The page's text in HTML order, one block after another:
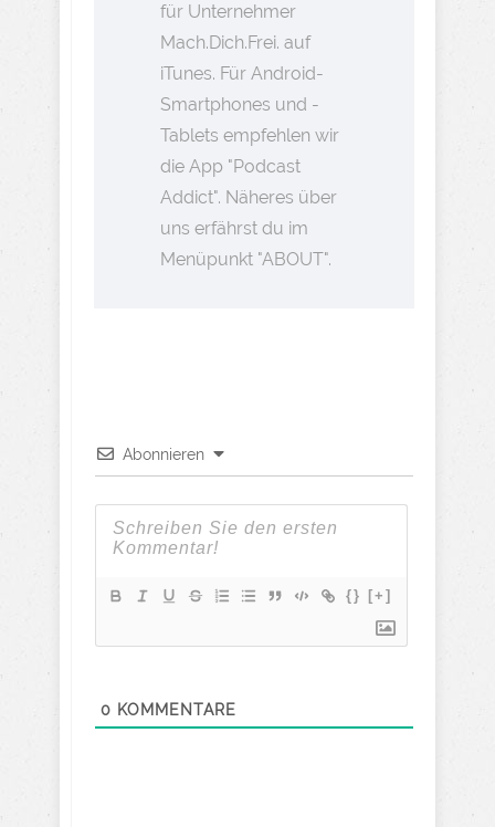
für Unternehmer
Mach.Dich.Frei. auf
iTunes. Für Android-
Smartphones und -
Tablets empfehlen wir
die App "Podcast
Addict". Näheres über
uns erfährst du im
Menüpunkt "ABOUT".
Abonnieren
{} [+]
0 KOMMENTARE